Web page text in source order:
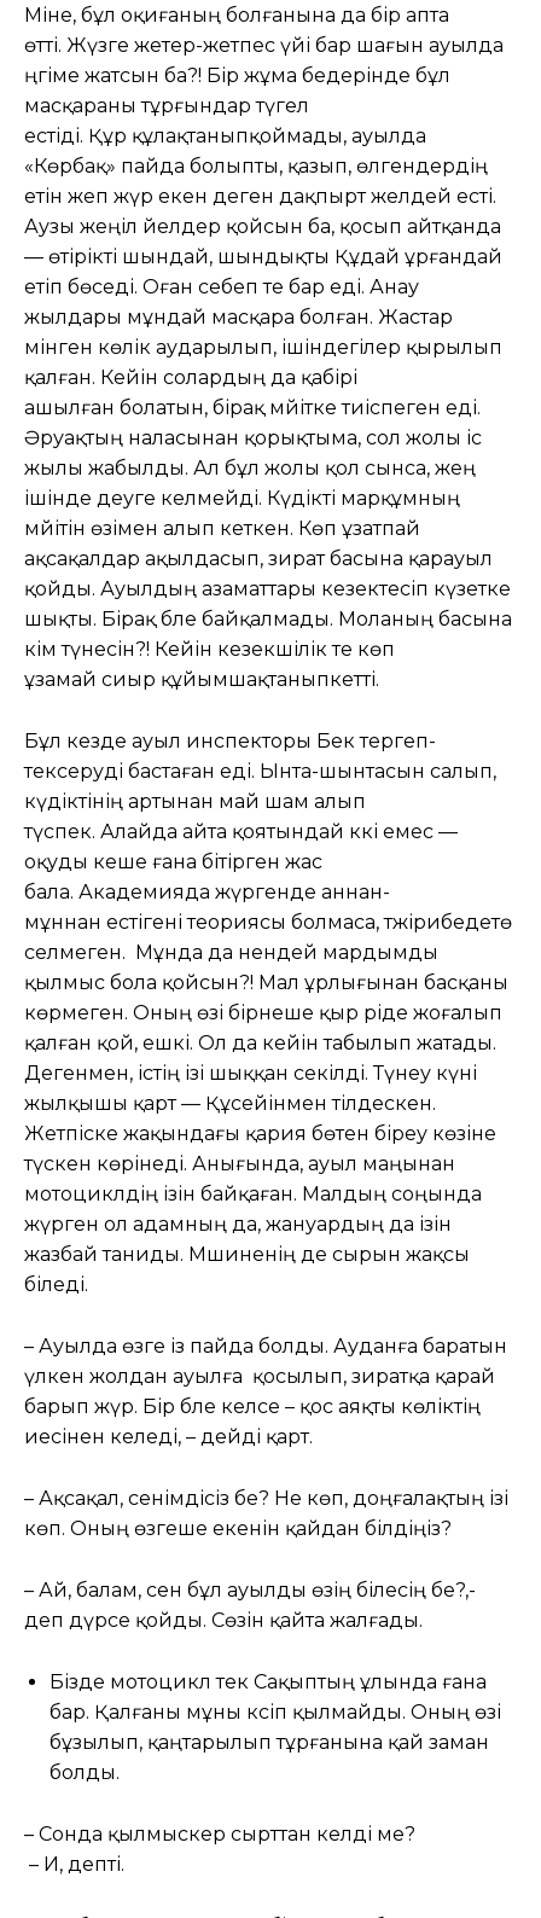
Міне, бұл оқиғаның болғанына да бір апта
өтті. Жүзге жетер-жетпес үйі бар шағын ауылда
әңгіме жатсын ба?! Бір жұма бедерінде бұл
масқараны тұрғындар түгел
естіді. Құр құлақтаныпқоймады, ауылда
«Көрбақ» пайда болыпты, қазып, өлгендердің
етін жеп жүр екен деген дақпырт желдей есті.
Аузы жеңіл әйелдер қойсын ба, қосып айтқанда
— өтірікті шындай, шындықты Құдай ұрғандай
етіп бөседі. Оған себеп те бар еді. Анау
жылдары мұндай масқара болған. Жастар
мінген көлік аударылып, ішіндегілер қырылып
қалған. Кейін солардың да қабірі
ашылған болатын, бірақ мәйітке тиіспеген еді.
Әруақтың наласынан қорықтыма, сол жолы іс
жылы жабылды. Ал бұл жолы қол сынса, жең
ішінде деуге келмейді. Күдікті марқұмның
мәйітін өзімен алып кеткен. Көп ұзатпай
ақсақалдар ақылдасып, зират басына қарауыл
қойды. Ауылдың азаматтары кезектесіп күзетке
шықты. Бірақ бәле байқалмады. Моланың басына
кім түнесін?! Кейін кезекшілік те көп
ұзамай сиыр құйымшақтаныпкетті.
Бұл кезде ауыл инспекторы Бек тергеп-
тексеруді бастаған еді. Ынта-шынтасын салып,
күдіктінің артынан май шам алып
түспек. Алайда айта қоятындай әккі емес —
оқуды кеше ғана бітірген жас
бала. Академияда жүргенде аннан-
мұннан естігені теориясы болмаса, тәжірибедетө
селмеген. Мұнда да нендей мардымды
қылмыс бола қойсын?! Мал ұрлығынан басқаны
көрмеген. Оның өзі бірнеше қыр әріде жоғалып
қалған қой, ешкі. Ол да кейін табылып жатады.
Дегенмен, істің ізі шыққан секілді. Түнеу күні
жылқышы қарт — Құсейінмен тілдескен.
Жетпіске жақындағы қария бөтен біреу көзіне
түскен көрінеді. Анығында, ауыл маңынан
мотоциклдің ізін байқаған. Малдың соңында
жүрген ол адамның да, жануардың да ізін
жазбай таниды. Мәшиненің де сырын жақсы
біледі.
– Ауылда өзге із пайда болды. Ауданға баратын
үлкен жолдан ауылға қосылып, зиратқа қарай
барып жүр. Бір бәле келсе – қос аяқты көліктің
иесінен келеді, – дейді қарт.
– Ақсақал, сенімдісіз бе? Не көп, доңғалақтың ізі
көп. Оның өзгеше екенін қайдан білдіңіз?
– Ай, балам, сен бұл ауылды өзің білесің бе?,-
деп дүрсе қойды. Cөзін қайта жалғады.
Бізде мотоцикл тек Сақыптың ұлында ғана
бар. Қалғаны мұны кәсіп қылмайды. Оның өзі
бұзылып, қаңтарылып тұрғанына қай заман
болды.
– Сонда қылмыскер сырттан келді ме?
– Иә, депті.